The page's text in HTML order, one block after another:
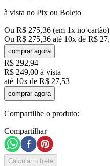
à vista no Pix ou Boleto
Ou R$ 275,36 (em 1x no cartão)
Ou R$ 275,36 até 10x de R$ 27,
comprar agora
R$ 292,94
R$ 249,00 à vista
até 10x de R$ 27,53
comprar agora
Compartilhe o produto:
Compartilhar
Calcular o frete